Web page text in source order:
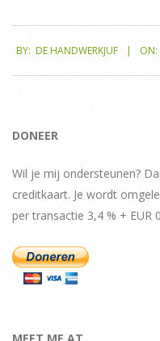
09-
26
BY: DE HANDWERKJUF ON:
DONEER
Wil je mij ondersteunen?
creditkaart. Je wordt
per transactie 3,4 % + EUR